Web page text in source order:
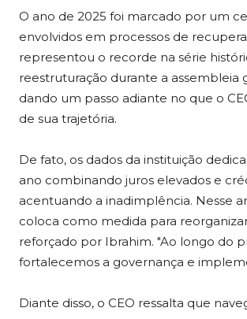
O ano de 2025 foi marcado por um
envolvidos em processos de
representou o recorde na série
reestruturação durante a
dando um passo adiante no que o
de sua trajetória.
De fato, os dados da instituição
ano combinando juros elevados e
acentuando a inadimplência. Nesse
coloca como medida para
reforçado por Ibrahim. "Ao longo do
fortalecemos a governança e
Diante disso, o CEO ressalta que